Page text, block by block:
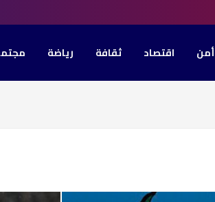
أمن اقتصاد ثقافة رياضة